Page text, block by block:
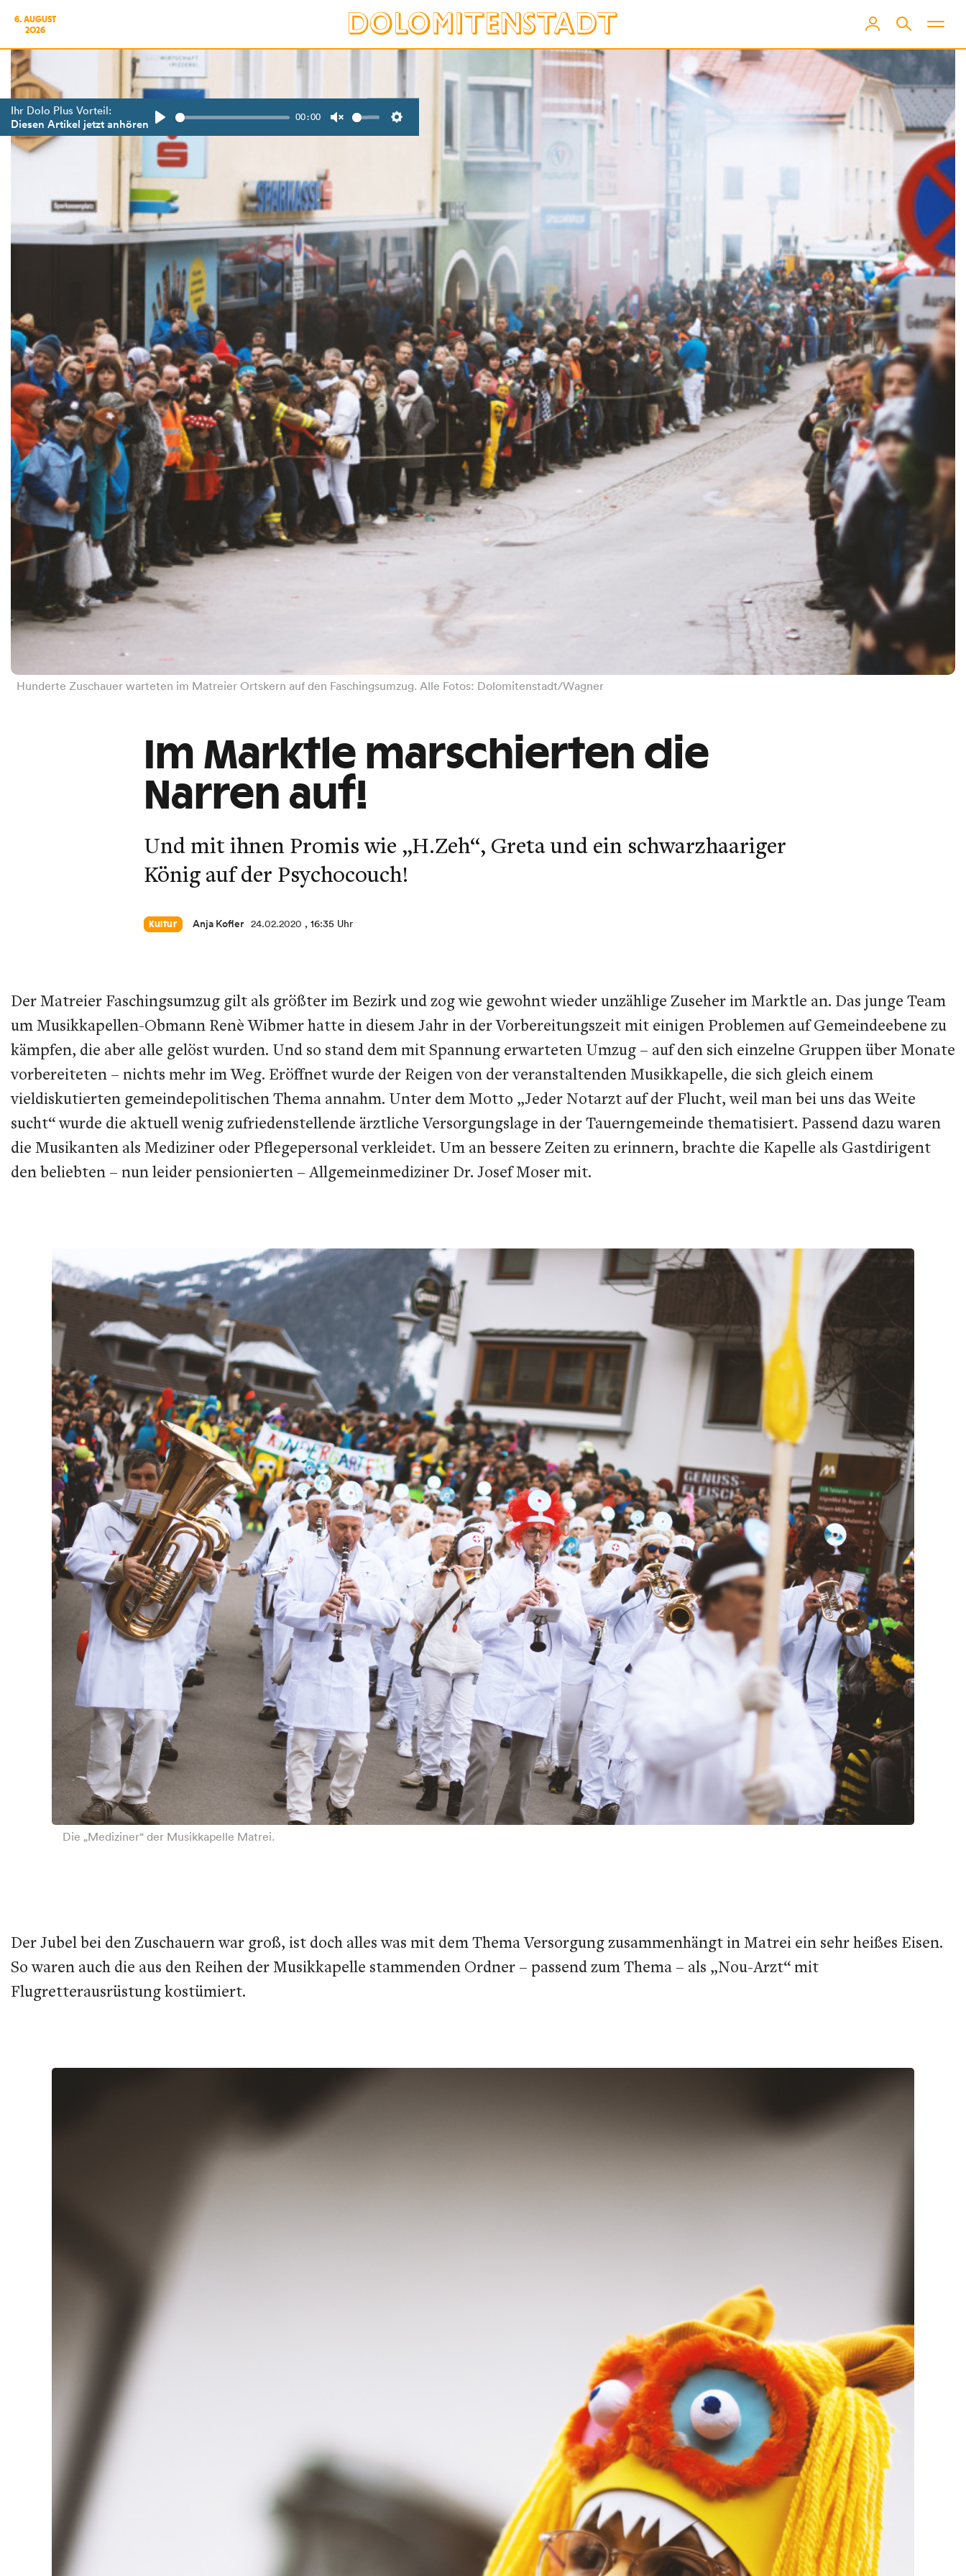
6. AUGUST
2026
Ihr Dolo Plus Vorteil:
Diesen Artikel jetzt anhören 00:00
Hunderte Zuschauer warteten im Matreier Ortskern auf den Faschingsumzug. Alle Fotos: Dolomitenstadt/Wagner
Im Marktle marschierten die
Narren auf!
Und mit ihnen Promis wie „H.Zeh“, Greta und ein schwarzhaariger
König auf der Psychocouch!
Kultur Anja Kofler 24.02.2020 , 16:35 Uhr
Der Matreier Faschingsumzug gilt als größter im Bezirk und zog wie gewohnt wieder unzählige Zuseher im Marktle an. Das junge Team
um Musikkapellen-Obmann Renè Wibmer hatte in diesem Jahr in der Vorbereitungszeit mit einigen Problemen auf Gemeindeebene zu
kämpfen, die aber alle gelöst wurden. Und so stand dem mit Spannung erwarteten Umzug – auf den sich einzelne Gruppen über Monate
vorbereiteten – nichts mehr im Weg. Eröffnet wurde der Reigen von der veranstaltenden Musikkapelle, die sich gleich einem
vieldiskutierten gemeindepolitischen Thema annahm. Unter dem Motto „Jeder Notarzt auf der Flucht, weil man bei uns das Weite
sucht“ wurde die aktuell wenig zufriedenstellende ärztliche Versorgungslage in der Tauerngemeinde thematisiert. Passend dazu waren
die Musikanten als Mediziner oder Pflegepersonal verkleidet. Um an bessere Zeiten zu erinnern, brachte die Kapelle als Gastdirigent
den beliebten – nun leider pensionierten – Allgemeinmediziner Dr. Josef Moser mit.
Die „Mediziner“ der Musikkapelle Matrei.
Der Jubel bei den Zuschauern war groß, ist doch alles was mit dem Thema Versorgung zusammenhängt in Matrei ein sehr heißes Eisen.
So waren auch die aus den Reihen der Musikkapelle stammenden Ordner – passend zum Thema – als „Nou-Arzt“ mit
Flugretterausrüstung kostümiert.